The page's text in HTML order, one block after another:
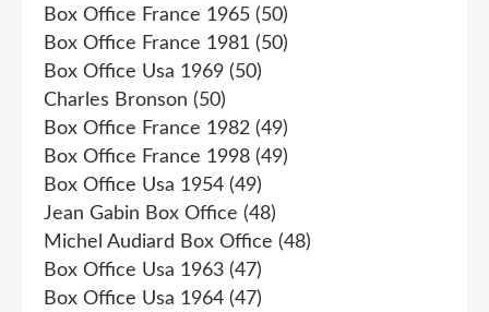
Box Office France 1965 (50)
Box Office France 1981 (50)
Box Office Usa 1969 (50)
Charles Bronson (50)
Box Office France 1982 (49)
Box Office France 1998 (49)
Box Office Usa 1954 (49)
Jean Gabin Box Office (48)
Michel Audiard Box Office (48)
Box Office Usa 1963 (47)
Box Office Usa 1964 (47)